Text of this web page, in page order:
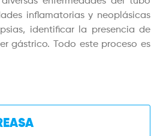
inflamatorias y neoplásicas
identificar la presencia de
gástrico. Todo este proceso es